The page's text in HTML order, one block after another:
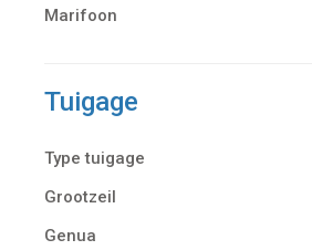
Marifoon
Tuigage
Type tuigage
Grootzeil
Genua